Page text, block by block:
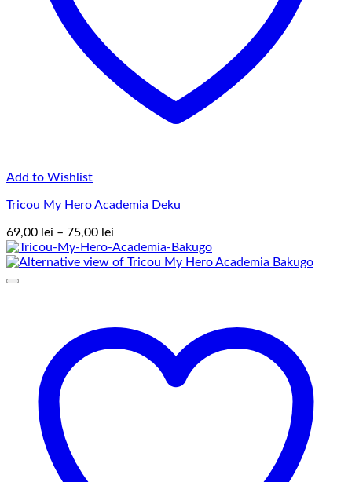
Add to Wishlist
Tricou My Hero Academia Deku
69,00 lei – 75,00 lei
de
prețuri: